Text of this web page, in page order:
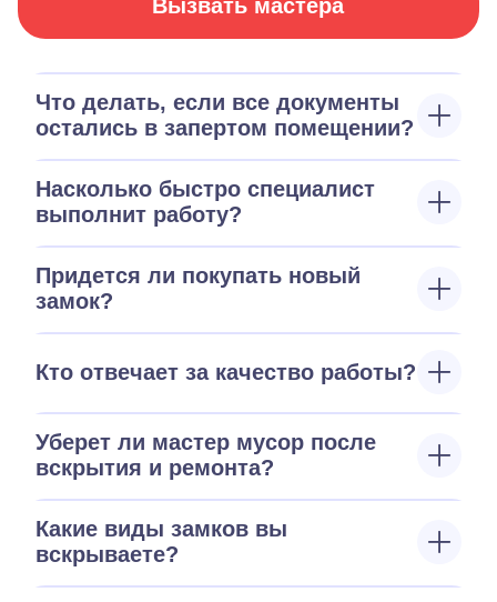
Вызвать мастера
Что делать, если все документы
остались в запертом помещении?
Насколько быстро специалист
выполнит работу?
Придется ли покупать новый
замок?
Кто отвечает за качество работы?
Уберет ли мастер мусор после
вскрытия и ремонта?
Какие виды замков вы
вскрываете?